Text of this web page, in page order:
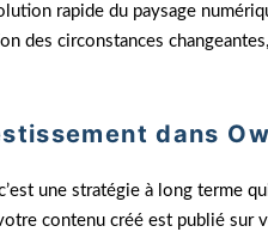
rapide du paysage
des circonstances
dans
une stratégie à long terme
contenu créé est publié sur